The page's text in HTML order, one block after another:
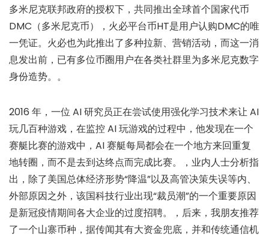
多米尼克联邦政府的授权下，共同推出全球首个国家代币
DMC（多米尼克币），火必平台币HT是用户认购DMC的唯
一凭证。火必也为此推出了多种拉新、营销活动，而这一消
息发出前，已有多位币圈用户在各类社群里为多米尼克数字
身份造势。。
2016 年，一位 AI 研究员正在尝试使用强化学习技术来让 AI
玩几百种游戏，在监控 AI 玩游戏的过程中，他发现在一个
赛艇比赛的游戏中，AI 赛艇每局都会在一个地方来回重复
地转圈，而不是去到达终点而完成比赛。，业内人士分析指
出，除了美国总体经济形势“降温”以及高管决策失误等内、
外部原因之外，该国科技行业出现“裁员潮”的一个重要原因
是新冠疫情期间各大企业的过度招聘。，后来，我朋友推荐
了一个山寨币种，据传闻其有大资金兜底，并和传统通信机